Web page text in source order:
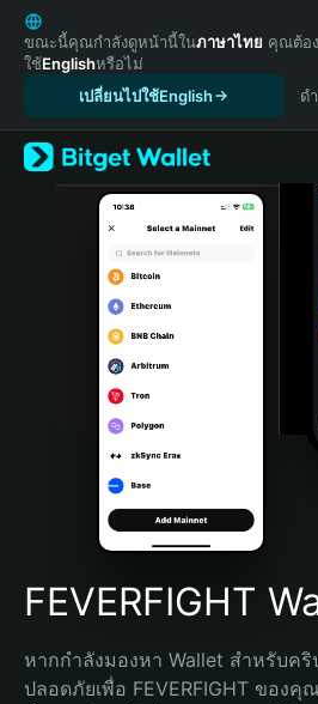
English
日本語
Tiếng Việt
Español (Latinoamérica)
Türkçe
Italiano
Português (Portugal)
Bahasa Indonesia
Português (Brasil)
Español (Argentina)
ขณะนี้คุณกำลังดูหน้านี้ในภาษาไทย คุณต้อ
ใช้Englishหรือไม่
เปลี่ยนไปใช้English
ด
FEVERFIGHT
หากกำลังมองหา Wallet สำหรับคริ
ปลอดภัยเพื่อ FEVERFIGHT ของ